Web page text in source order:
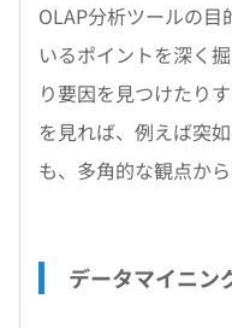
OLAP分析ツールの
いるポイントを深く
り要因を見つけたり
を見れば、例えば突
も、多角的な観点か
データマイニン